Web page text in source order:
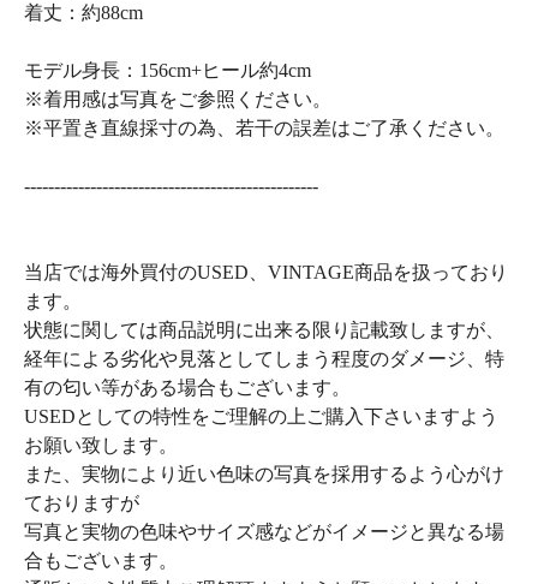
着丈：約88cm
モデル身長：156cm+ヒール約4cm
※着用感は写真をご参照ください。
※平置き直線採寸の為、若干の誤差はご了承ください。
-------------------------------------------------
当店では海外買付のUSED、VINTAGE商品を扱っており
ます。
状態に関しては商品説明に出来る限り記載致しますが、
経年による劣化や見落としてしまう程度のダメージ、特
有の匂い等がある場合もございます。
USEDとしての特性をご理解の上ご購入下さいますよう
お願い致します。
また、実物により近い色味の写真を採用するよう心がけ
ておりますが
写真と実物の色味やサイズ感などがイメージと異なる場
合もございます。